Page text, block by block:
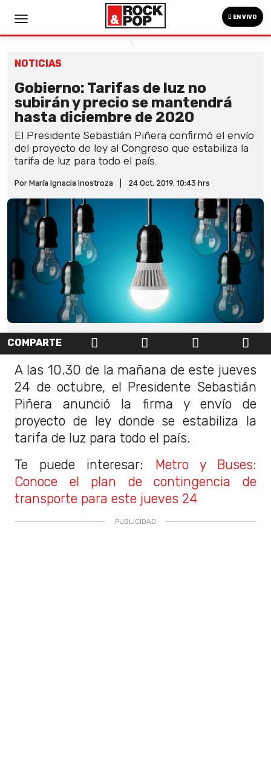
EN VIVO
NOTICIAS
Gobierno: Tarifas de luz no
subirán y precio se mantendrá
hasta diciembre de 2020
El Presidente Sebastián Piñera confirmó el envío
del proyecto de ley al Congreso que estabiliza la
tarifa de luz para todo el país.
Por María Ignacia Inostroza 24 Oct, 2019. 10:43 hrs
COMPARTE
A las 10.30 de la mañana de este jueves
24 de octubre, el Presidente Sebastián
Piñera anunció la firma y envío de
proyecto de ley donde se estabiliza la
tarifa de luz para todo el país.
Te puede interesar:
Metro y Buses:
Conoce el plan de contingencia de
transporte para este jueves 24